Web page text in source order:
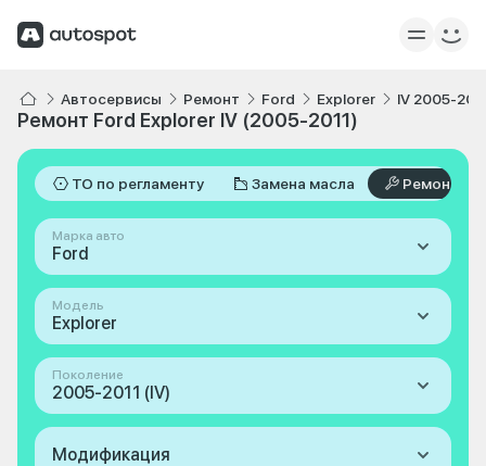
Автосервисы Ремонт Ford Explorer IV 2005-
Ремонт Ford Explorer IV (2005-2011)
ТО по регламенту Замена масла Ремонт
Марка авто
Ford
Модель
Explorer
Поколение
2005-2011 (IV)
Модификация